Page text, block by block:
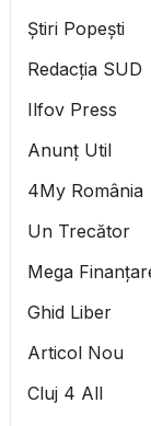
Știri Popești
Redacția SUD
Ilfov Press
Anunț Util
4My România
Un Trecător
Mega
Ghid Liber
Articol Nou
Cluj 4 All